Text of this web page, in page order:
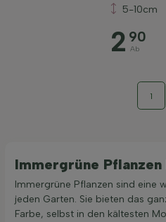
5-10cm
2 90
Ab
1
Immergrüne Pflanzen
Immergrüne Pflanzen sind eine
jeden Garten. Sie bieten das
Farbe, selbst in den kältesten